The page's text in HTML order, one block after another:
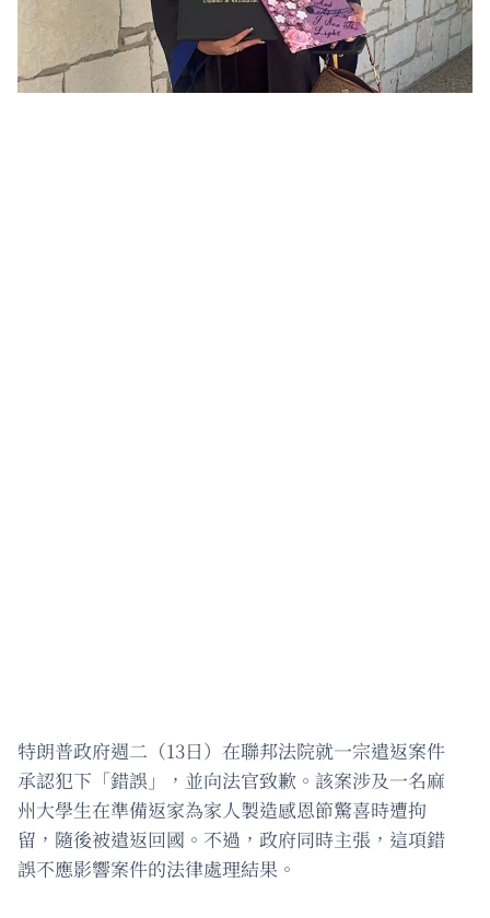
特朗普政府週二（13日）在聯邦法院就一宗遣返案件
承認犯下「錯誤」，並向法官致歉。該案涉及一名麻
州大學生在準備返家為家人製造感恩節驚喜時遭拘
留，隨後被遣返回國。不過，政府同時主張，這項錯
誤不應影響案件的法律處理結果。